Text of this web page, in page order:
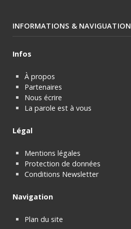
INFORMATIONS & NAVIGUATION
Infos
À propos
Partenaires
Nous écrire
La parole est à vous
Légal
Mentions légales
Protection de données
Conditions Newsletter
Navigation
Plan du site